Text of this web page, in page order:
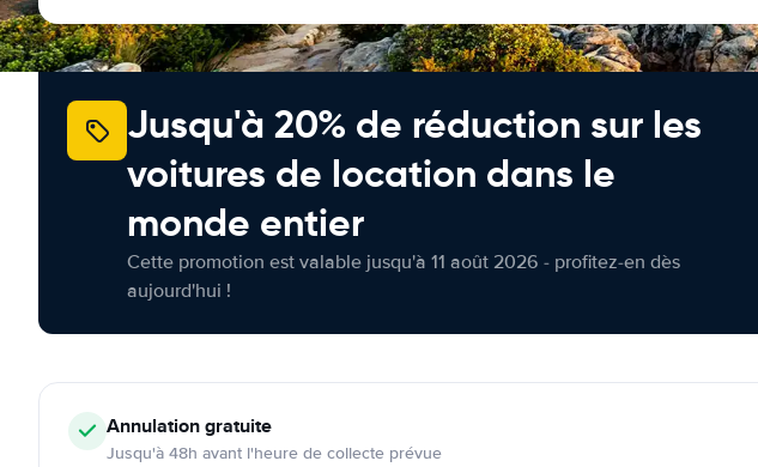
Jusqu'à 20% de réduction sur les
voitures de location dans le
monde entier
Cette promotion est valable jusqu'à 11 août 2026 - profitez-en dès
aujourd'hui !
Annulationgratuite
Jusqu'à 48h avant l'heure de collecte prévue